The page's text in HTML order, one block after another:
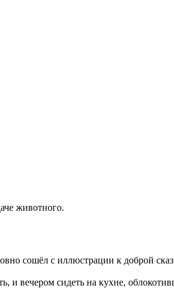
животного.
сошёл с иллюстрации к доброй
и вечером сидеть на кухне,